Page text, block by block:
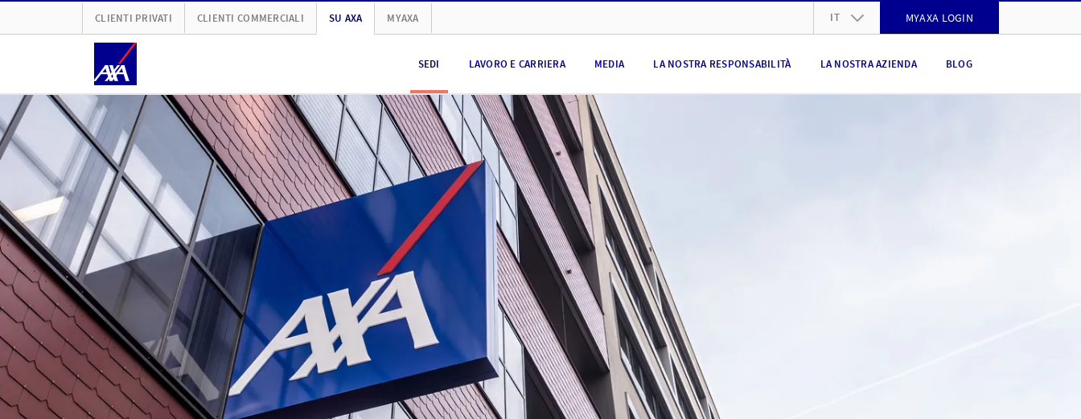
CLIENTI PRIVATI CLIENTI COMMERCIALI SU AXA MYAXA IT MYAXA LOGIN
SEDI LAVORO E CARRIERA MEDIA LA NOSTRA RESPONSABILITÀ LA NOSTRA AZIENDA BLOG